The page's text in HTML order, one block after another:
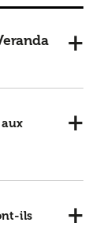
aux
ils